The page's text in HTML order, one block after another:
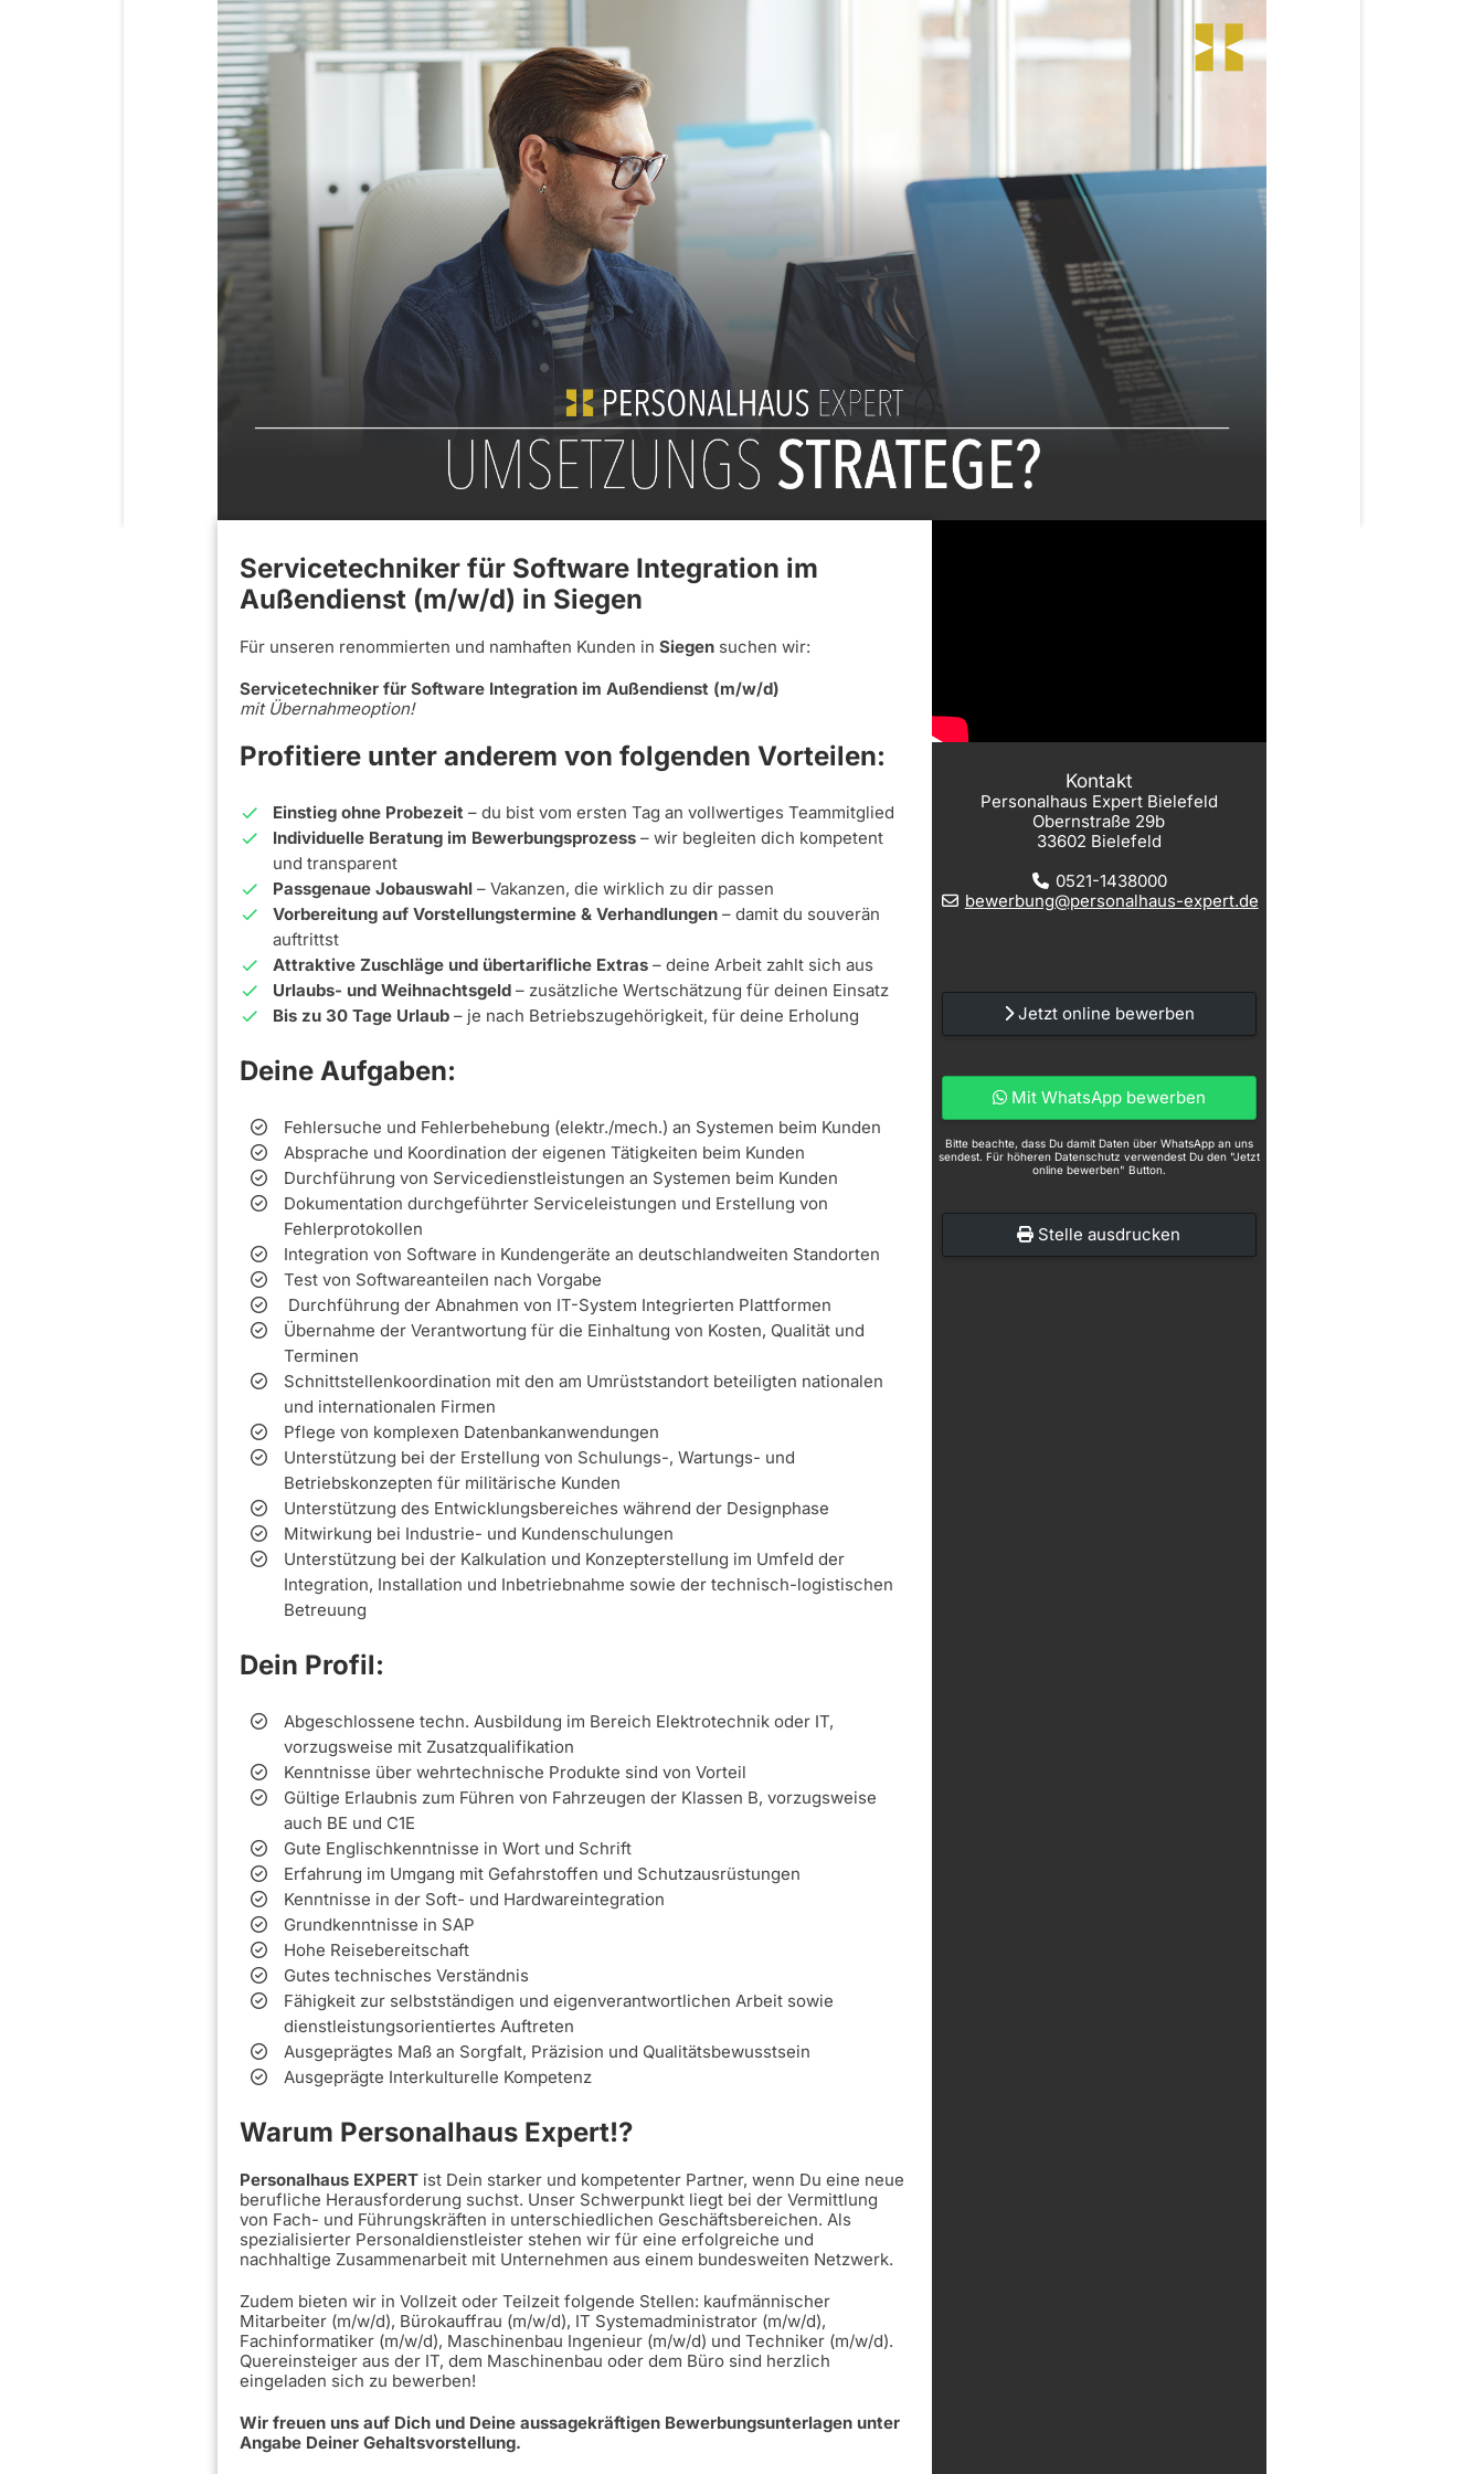
Servicetechniker für Software Integration im
Außendienst (m/w/d) in Siegen
Für unseren renommierten und namhaften Kunden in Siegen suchen wir:
Servicetechniker für Software Integration im Außendienst (m/w/d)
mit Übernahmeoption!
Profitiere unter anderem von folgenden Vorteilen:
Einstieg ohne Probezeit – du bist vom ersten Tag an vollwertiges Teammitglied
Individuelle Beratung im Bewerbungsprozess – wir begleiten dich kompetent
und transparent
Passgenaue Jobauswahl – Vakanzen, die wirklich zu dir passen
Vorbereitung auf Vorstellungstermine & Verhandlungen – damit du souverän
auftrittst
Attraktive Zuschläge und übertarifliche Extras – deine Arbeit zahlt sich aus
Urlaubs- und Weihnachtsgeld – zusätzliche Wertschätzung für deinen Einsatz
Bis zu 30 Tage Urlaub – je nach Betriebszugehörigkeit, für deine Erholung
Deine Aufgaben:
Fehlersuche und Fehlerbehebung (elektr./mech.) an Systemen beim Kunden
Absprache und Koordination der eigenen Tätigkeiten beim Kunden
Durchführung von Servicedienstleistungen an Systemen beim Kunden
Dokumentation durchgeführter Serviceleistungen und Erstellung von
Fehlerprotokollen
Integration von Software in Kundengeräte an deutschlandweiten Standorten
Test von Softwareanteilen nach Vorgabe
Durchführung der Abnahmen von IT-System Integrierten Plattformen
Übernahme der Verantwortung für die Einhaltung von Kosten, Qualität und
Terminen
Schnittstellenkoordination mit den am Umrüststandort beteiligten nationalen
und internationalen Firmen
Pflege von komplexen Datenbankanwendungen
Unterstützung bei der Erstellung von Schulungs-, Wartungs- und
Betriebskonzepten für militärische Kunden
Unterstützung des Entwicklungsbereiches während der Designphase
Mitwirkung bei Industrie- und Kundenschulungen
Unterstützung bei der Kalkulation und Konzepterstellung im Umfeld der
Integration, Installation und Inbetriebnahme sowie der technisch-logistischen
Betreuung
Dein Profil:
Abgeschlossene techn. Ausbildung im Bereich Elektrotechnik oder IT,
vorzugsweise mit Zusatzqualifikation
Kenntnisse über wehrtechnische Produkte sind von Vorteil
Gültige Erlaubnis zum Führen von Fahrzeugen der Klassen B, vorzugsweise
auch BE und C1E
Gute Englischkenntnisse in Wort und Schrift
Erfahrung im Umgang mit Gefahrstoffen und Schutzausrüstungen
Kenntnisse in der Soft- und Hardwareintegration
Grundkenntnisse in SAP
Hohe Reisebereitschaft
Gutes technisches Verständnis
Fähigkeit zur selbstständigen und eigenverantwortlichen Arbeit sowie
dienstleistungsorientiertes Auftreten
Ausgeprägtes Maß an Sorgfalt, Präzision und Qualitätsbewusstsein
Ausgeprägte Interkulturelle Kompetenz
Warum Personalhaus Expert!?
Personalhaus EXPERT ist Dein starker und kompetenter Partner, wenn Du eine neue
berufliche Herausforderung suchst. Unser Schwerpunkt liegt bei der Vermittlung
von Fach- und Führungskräften in unterschiedlichen Geschäftsbereichen. Als
spezialisierter Personaldienstleister stehen wir für eine erfolgreiche und
nachhaltige Zusammenarbeit mit Unternehmen aus einem bundesweiten Netzwerk.
Zudem bieten wir in Vollzeit oder Teilzeit folgende Stellen: kaufmännischer
Mitarbeiter (m/w/d), Bürokauffrau (m/w/d), IT Systemadministrator (m/w/d),
Fachinformatiker (m/w/d), Maschinenbau Ingenieur (m/w/d) und Techniker (m/w/d).
Quereinsteiger aus der IT, dem Maschinenbau oder dem Büro sind herzlich
eingeladen sich zu bewerben!
Wir freuen uns auf Dich und Deine aussagekräftigen Bewerbungsunterlagen unter
Angabe Deiner Gehaltsvorstellung.
Kontakt
Personalhaus Expert Bielefeld
Obernstraße 29b
33602 Bielefeld
0521-1438000
bewerbung@personalhaus-expert.de
Jetzt online bewerben
Mit WhatsApp bewerben
Bitte beachte, dass Du damit Daten über WhatsApp an uns
sendest. Für höheren Datenschutz verwendest Du den "Jetzt
online bewerben" Button.
Stelle ausdrucken